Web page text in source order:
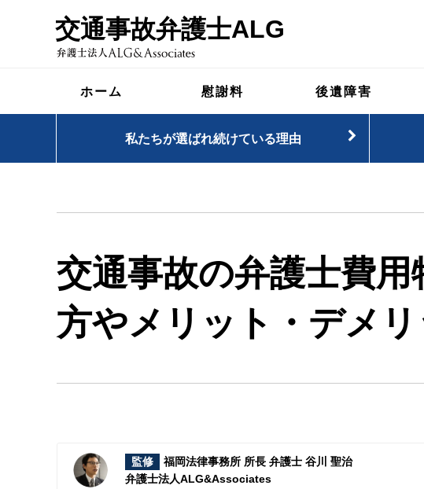
交通事故弁護士ALG
ホーム 慰謝料 後遺障害
私たちが選ばれ続けている理由
交通事故の弁護士費
方やメリット・デメ
監修
福岡法律事務所 所長 弁護士 谷川 聖治
弁護士法人ALG&Associates